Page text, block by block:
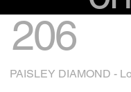
206
PAISLEY DIAMOND -